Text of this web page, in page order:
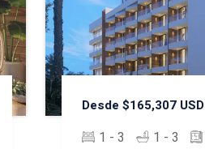
Desde $165,307 USD
1 - 3 1 - 3